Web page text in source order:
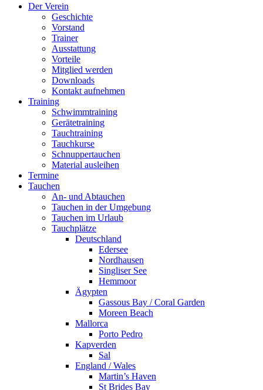
Der Verein
Geschichte
Vorstand
Trainer
Ausstattung
Vorteile
Mitglied werden
Downloads
Kontakt aufnehmen
Training
Schwimmtraining
Gerätetraining
Tauchtraining
Tauchkurse
Schnuppertauchen
Material ausleihen
Termine
Tauchen
An- und Abtauchen
Tauchen in der Umgebung
Tauchen im Urlaub
Tauchplätze
Deutschland
Edersee
Nordhausen
Singliser See
Hemmoor
Ägypten
Gassous Bay / Coral Garden
Moreen Beach
Mallorca
Porto Pedro
Kapverden
Sal
England / Wales
Martin’s Haven
St Brides Bay